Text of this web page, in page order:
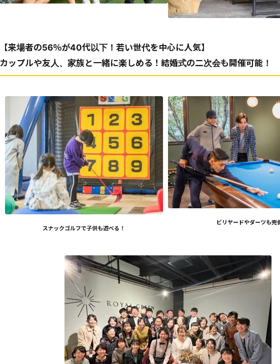
【来場者の56％が40代以下！若い世代を中心に人気】
カップルや友人、家族と一緒に楽しめる！結婚式の二次会も開催可能！
スナックゴルフで子供も遊べる！
ビリヤードやダーツも完